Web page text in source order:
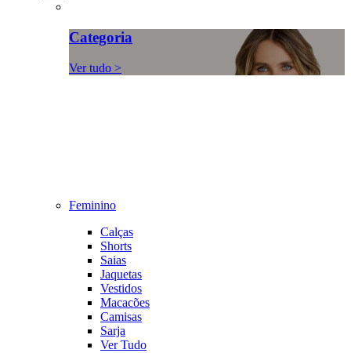
Categoria
Ver tudo >
Feminino
Calças
Shorts
Saias
Jaquetas
Vestidos
Macacões
Camisas
Sarja
Ver Tudo